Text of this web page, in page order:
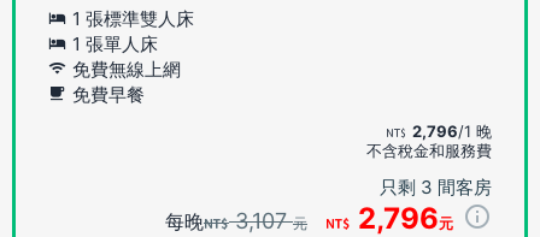
1 張標準雙人床
1 張單人床
免費無線上網
免費早餐
2,796/1 晚
不含稅金和服務費
只剩 3 間客房
每晚 3,107元 2,796元